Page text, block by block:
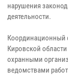
нарушения
деятельности.
Координационный
Кировской
охранными
ведомствами